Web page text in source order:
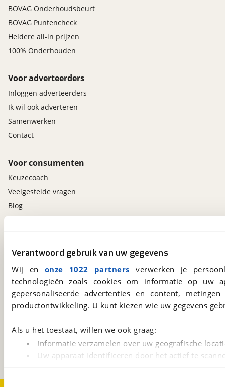
Verantwoord gebruik van uw gegevens
Wij en onze 1022 partners verwerken je
technologieën zoals cookies om informatie op
gepersonaliseerde advertenties en content,
productontwikkeling. U kunt kiezen wie uw gegevens
Als u het toestaat, willen we ook graag:
Informatie verzamelen over uw geografische
Uw apparaat identificeren door het actief te
Lees meer over hoe uw persoonlijke gegevens worden
BOVAG Onderhoudsbeurt
BOVAG Puntencheck
Heldere all-in prijzen
100% Onderhouden
Voor adverteerders
Inloggen adverteerders
Ik wil ook adverteren
Samenwerken
Contact
Voor consumenten
Keuzecoach
Veelgestelde vragen
Blog
Kosterijland 15
Een initiatief van
BOVAG
viaBOVAG.nl app
Altijd het meest recente aanbod bij de hand.
Download 'm nu.